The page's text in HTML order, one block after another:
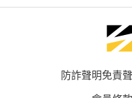
防詐聲明免責